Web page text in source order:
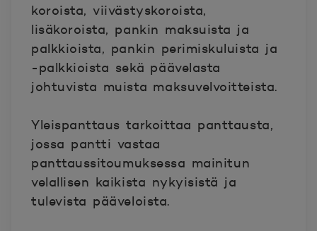
koroista, viivästyskoroista,
lisäkoroista, pankin maksuista ja
palkkioista, pankin perimiskuluista ja
-palkkioista sekä päävelasta
johtuvista muista maksuvelvoitteista.
Yleispanttaus tarkoittaa panttausta,
jossa pantti vastaa
panttaussitoumuksessa mainitun
velallisen kaikista nykyisistä ja
tulevista pääveloista.